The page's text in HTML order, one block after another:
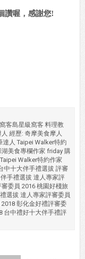
讚喔，感謝您!
客島星級窩客 料理教
經歷: 奇摩美食摩人
人 Taipei Walker特約
湖美食專欄作家 friday 購
Walker特約作家
中十大伴手禮選拔 評審
手禮選拔 達人專家評
委員 2016 桃園好棧旅
選拔 達人專家評審委員
彰化金好禮評審委
台中禮好十大伴手禮評